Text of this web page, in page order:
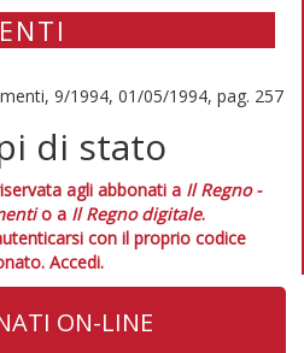
9/1994, 01/05/1994, pag. 257
di stato
agli abbonati a Il Regno -
o a Il Regno digitale.
con il proprio codice
Accedi.
ON-LINE